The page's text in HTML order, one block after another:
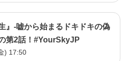
』-嘘から始まるドキドキの偽
第2話！#YourSkyJP
) 17:50